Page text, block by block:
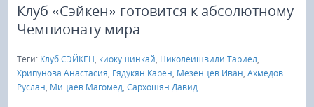
Клуб «Сэйкен» готовится к абсолютному
Чемпионату мира
Теги: Клуб СЭЙКЕН, киокушинкай, Николеишвили Тариел,
Хрипунова Анастасия, Гядукян Карен, Мезенцев Иван, Ахмедов
Руслан, Мицаев Магомед, Сархошян Давид
Кекусин-кан
Бокс